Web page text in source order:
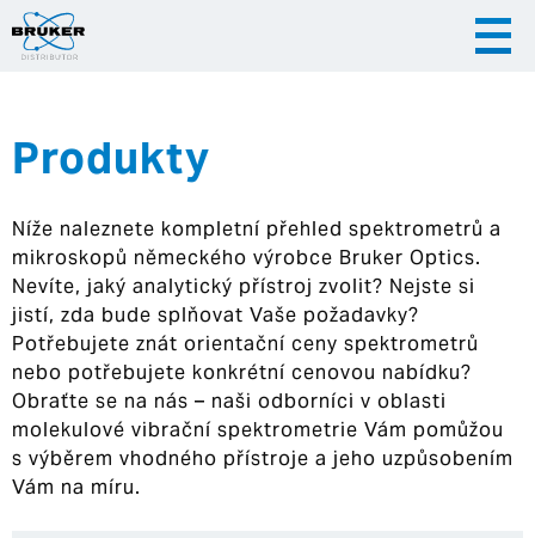
|
Hrvatska
Produkty
Níže naleznete kompletní přehled spektrometrů a
mikroskopů německého výrobce Bruker Optics.
Nevíte, jaký analytický přístroj zvolit? Nejste si
jistí, zda bude splňovat Vaše požadavky?
Potřebujete znát orientační ceny spektrometrů
nebo potřebujete konkrétní cenovou nabídku?
Obraťte se na nás – naši odborníci v oblasti
molekulové vibrační spektrometrie Vám pomůžou
s výběrem vhodného přístroje a jeho uzpůsobením
Vám na míru.